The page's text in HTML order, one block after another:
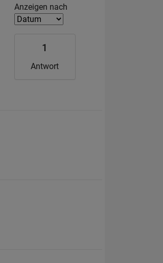
Filter2
Anzeigen nach
1
Antwort